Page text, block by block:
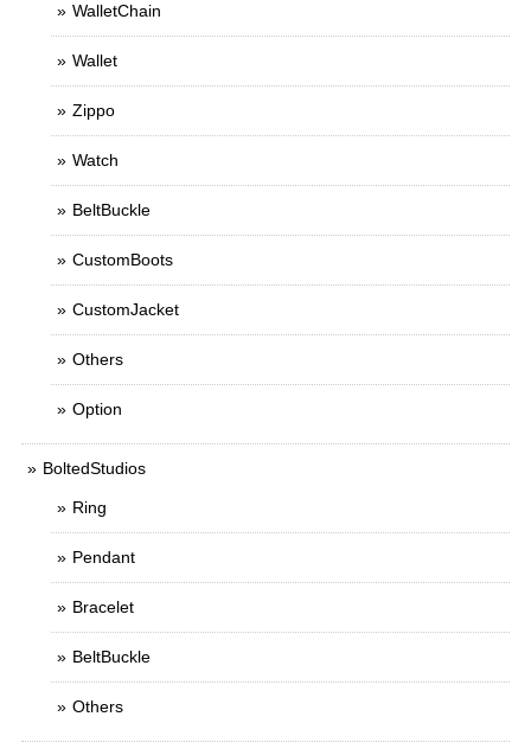
WalletChain
Wallet
Zippo
Watch
BeltBuckle
CustomBoots
CustomJacket
Others
Option
BoltedStudios
Ring
Pendant
Bracelet
BeltBuckle
Others